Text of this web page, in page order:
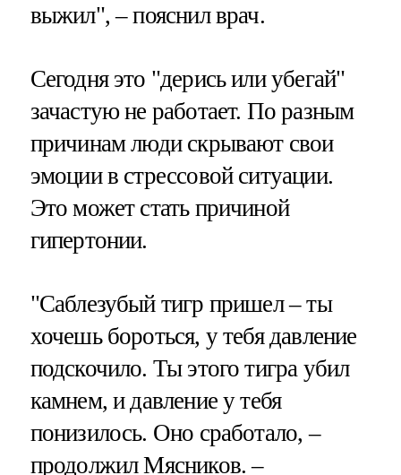
выжил", – пояснил врач.
Сегодня это "дерись или убегай"
зачастую не работает. По разным
причинам люди скрывают свои
эмоции в стрессовой ситуации.
Это может стать причиной
гипертонии.
"Саблезубый тигр пришел – ты
хочешь бороться, у тебя давление
подскочило. Ты этого тигра убил
камнем, и давление у тебя
понизилось. Оно сработало, –
продолжил Мясников. –